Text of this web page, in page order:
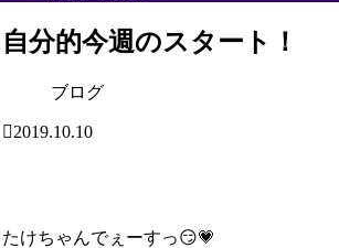
自分的今週のスタート！
ブログ
2019.10.10
たけちゃんでぇーすっ😏💗